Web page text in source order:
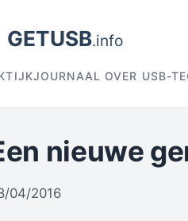
OVER USB-
nieuwe
04/2016